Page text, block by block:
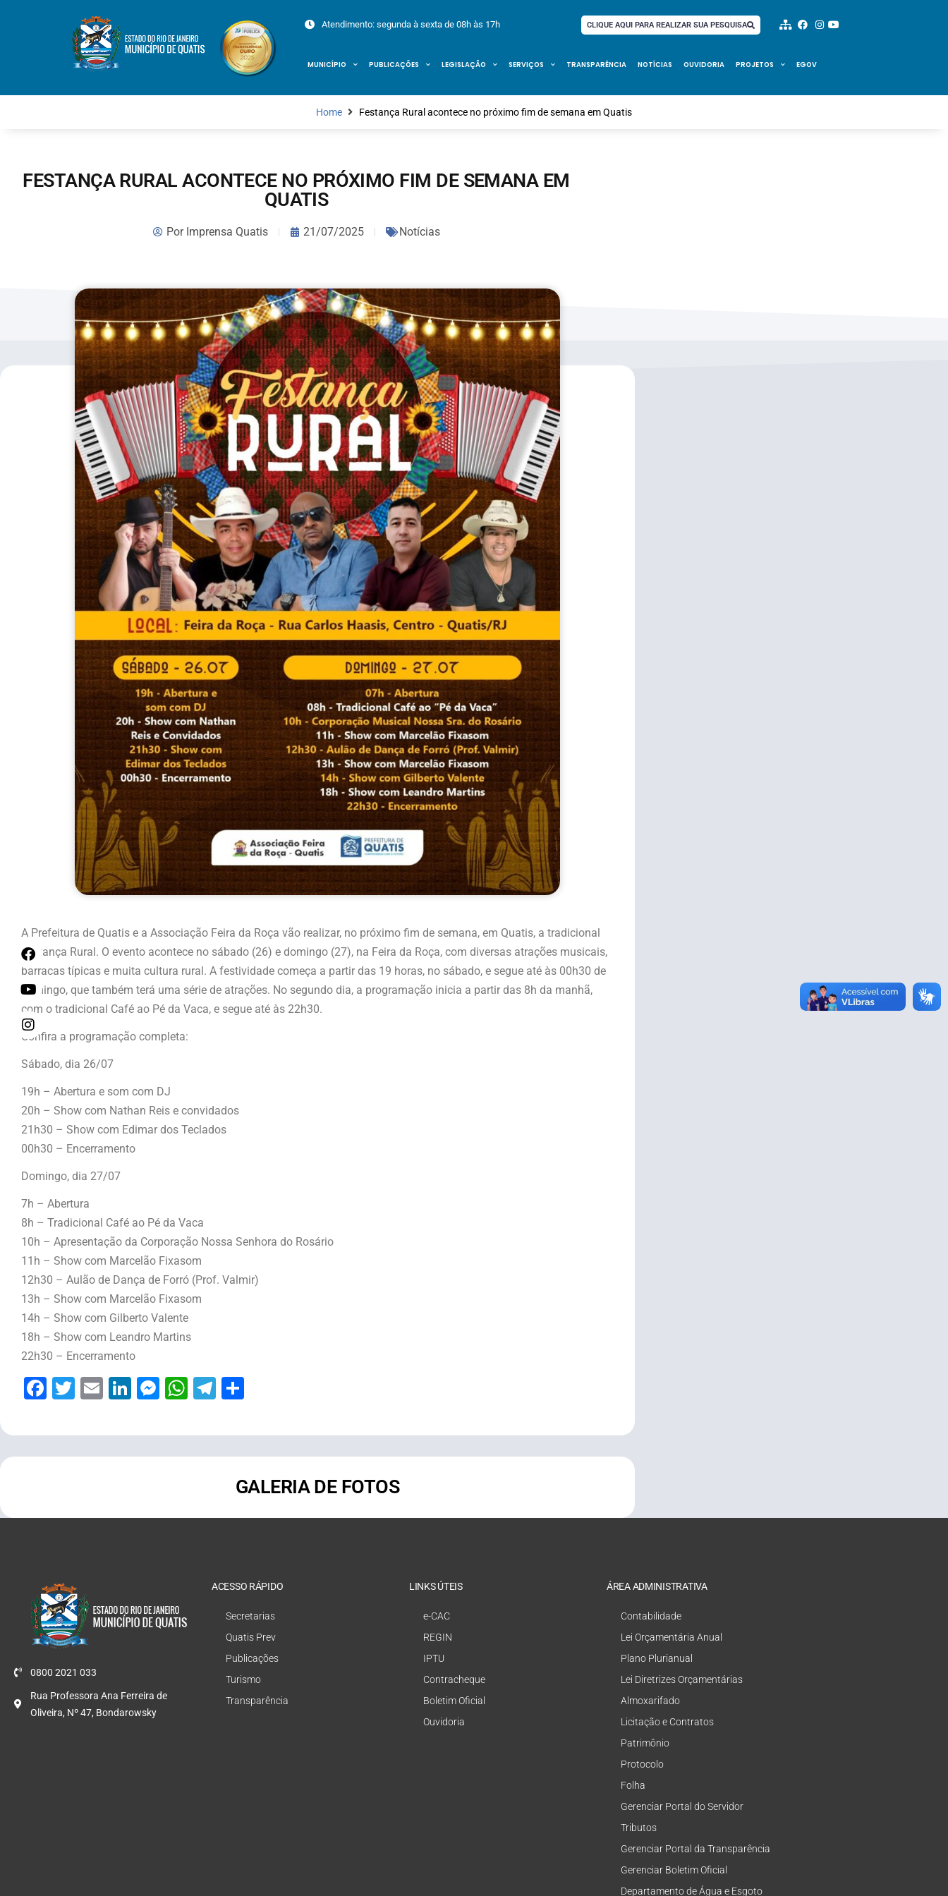
Atendimento: segunda à sexta de 08h às 17h CLIQUE AQUI PARA REALIZAR SUA PESQUISA
MUNICÍPIO PUBLICAÇÕES LEGISLAÇÃO SERVIÇOS TRANSPARÊNCIA NOTÍCIAS OUVIDORIA PROJETOS EGOV
Home Festança Rural acontece no próximo fim de semana em Quatis
FESTANÇA RURAL ACONTECE NO PRÓXIMO FIM DE SEMANA EM
QUATIS
PorImprensa Quatis 21/07/2025 Notícias
A Prefeitura de Quatis e a Associação Feira da Roça vão realizar, no próximo fim de semana, em Quatis, a tradicional
Festança Rural. O evento acontece no sábado (26) e domingo (27), na Feira da Roça, com diversas atrações musicais,
barracas típicas e muita cultura rural. A festividade começa a partir das 19 horas, no sábado, e segue até às 00h30 de
domingo, que também terá uma série de atrações. No segundo dia, a programação inicia a partir das 8h da manhã,
com o tradicional Café ao Pé da Vaca, e segue até às 22h30.
Confira a programação completa:
Sábado, dia 26/07
19h – Abertura e som com DJ
20h – Show com Nathan Reis e convidados
21h30 – Show com Edimar dos Teclados
00h30 – Encerramento
Domingo, dia 27/07
7h – Abertura
8h – Tradicional Café ao Pé da Vaca
10h – Apresentação da Corporação Nossa Senhora do Rosário
11h – Show com Marcelão Fixasom
12h30 – Aulão de Dança de Forró (Prof. Valmir)
13h – Show com Marcelão Fixasom
14h – Show com Gilberto Valente
18h – Show com Leandro Martins
22h30 – Encerramento
Facebook
Twitter
EmailLinkedIn
Messenger
WhatsApp
Telegram
GALERIA DE FOTOS
0800 2021 033
Rua Professora Ana Ferreira de
Oliveira, Nº 47, Bondarowsky
ACESSO RÁPIDO
Secretarias
Quatis Prev
Publicações
Turismo
Transparência
LINKS ÚTEIS
e-CAC
REGIN
IPTU
Contracheque
Boletim Oficial
Ouvidoria
ÁREA ADMINISTRATIVA
Contabilidade
Lei Orçamentária Anual
Plano Plurianual
Lei Diretrizes Orçamentárias
Almoxarifado
Licitação e Contratos
Patrimônio
Protocolo
Folha
Gerenciar Portal do Servidor
Tributos
Gerenciar Portal da Transparência
Gerenciar Boletim Oficial
Departamento de Água e Esgoto